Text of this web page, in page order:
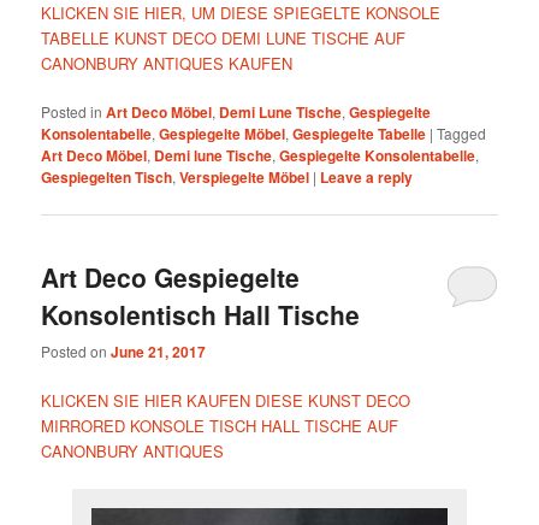
KLICKEN SIE HIER, UM DIESE SPIEGELTE KONSOLE
TABELLE KUNST DECO DEMI LUNE TISCHE AUF
CANONBURY ANTIQUES KAUFEN
Posted in Art Deco Möbel, Demi Lune Tische,Gespiegelte
Konsolentabelle,Gespiegelte Möbel,Gespiegelte Tabelle |Tagged
Art Deco Möbel, Demi lune Tische,Gespiegelte Konsolentabelle,
Gespiegelten Tisch,Verspiegelte Möbel | Leave a reply
Art Deco Gespiegelte
Konsolentisch Hall Tische
Posted onJune 21, 2017
KLICKEN SIE HIER KAUFEN DIESE KUNST DECO
MIRRORED KONSOLE TISCH HALL TISCHE AUF
CANONBURY ANTIQUES